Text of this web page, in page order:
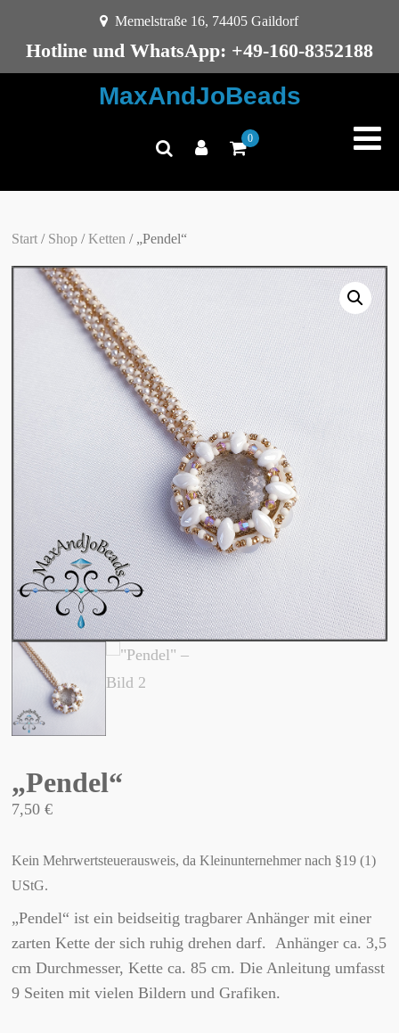
Memelstraße 16, 74405 Gaildorf
Hotline und WhatsApp: +49-160-8352188
MaxAndJoBeads
0
Start / Shop /Ketten / „Pendel“
„Pendel“
7,50€
Kein Mehrwertsteuerausweis, da Kleinunternehmer nach §19 (1)
UStG.
„Pendel“ ist ein beidseitig tragbarer Anhänger mit einer
zarten Kette der sich ruhig drehen darf. Anhänger ca. 3,5
cm Durchmesser, Kette ca. 85 cm. Die Anleitung umfasst
9 Seiten mit vielen Bildern und Grafiken.